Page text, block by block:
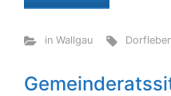
in Wallgau